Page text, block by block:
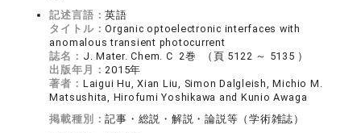
記述言語：英語
タイトル：Organic optoelectronic interfaces with
anomalous transient photocurrent
誌名： J. Mater. Chem. C 2巻 （頁 5122 ～ 5135 ）
出版年月： 2015年
著者： Laigui Hu, Xian Liu, Simon Dalgleish, Michio M.
Matsushita, Hirofumi Yoshikawa and Kunio Awaga
掲載種別：記事・総説・解説・論説等（学術雑誌）